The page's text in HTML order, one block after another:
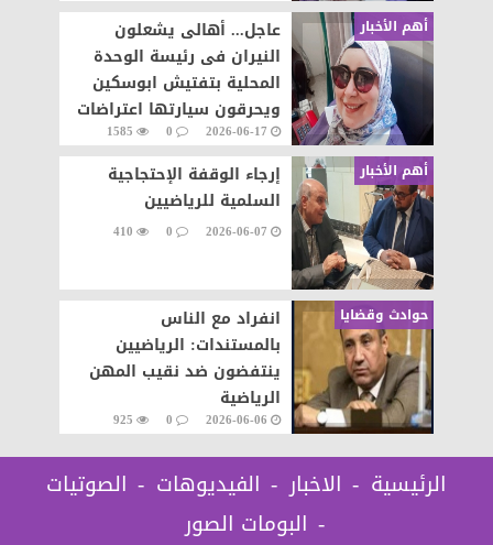
أهم الأخبار
عاجل... أهالى يشعلون
النيران فى رئيسة الوحدة
المحلية بتفتيش ابوسكين
ويحرقون سيارتها اعتراضات
على تنفيذ قرار إزالة..
2026-06-17
0
1585
أهم الأخبار
إرجاء الوقفة الإحتجاجية
السلمية للرياضيين
2026-06-07
0
410
حوادث وقضايا
انفراد مع الناس
بالمستندات: الرياضيين
ينتفضون ضد نقيب المهن
الرياضية
2026-06-06
0
925
الرئيسية الاخبار الفيديوهات
الصوتيات
البومات الصور